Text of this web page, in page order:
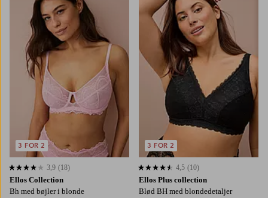
Ellos Collection
Bh med bøjler i blonde
3,9 baseret på 18 bedømmelser
3,9 (18)
3 FOR 2
Ellos Plus collection
Blød BH med blondedetaljer
4,5 baseret på 10 bedømmelser
4,5 (10)
3 FOR 2